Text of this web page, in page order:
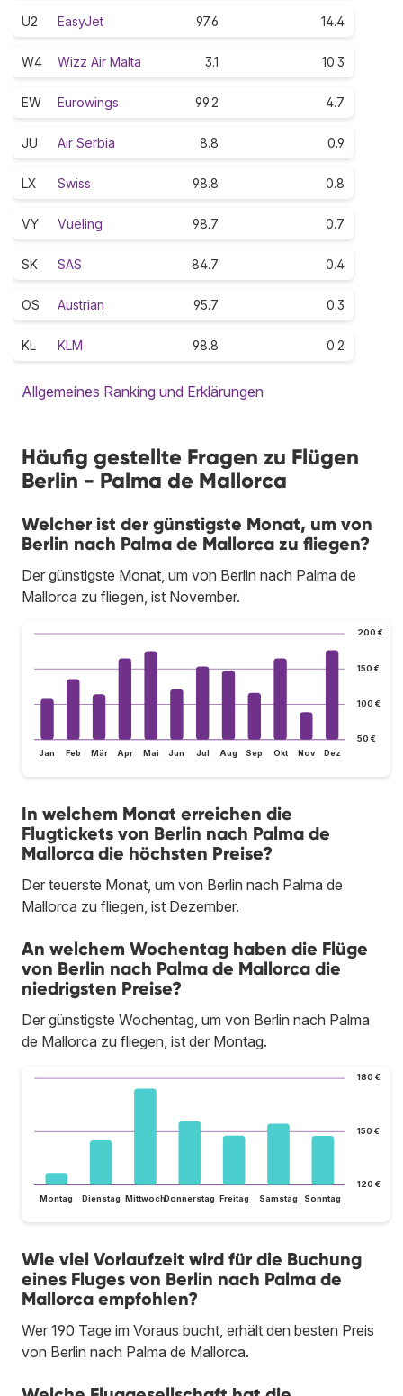
U2 EasyJet 97.6 14.4
W4 Wizz Air Malta 3.1 10.3
EW Eurowings 99.2 4.7
JU Air Serbia 8.8 0.9
LX Swiss 98.8 0.8
VY Vueling 98.7 0.7
SK SAS 84.7 0.4
OS Austrian 95.7 0.3
KL KLM 98.8 0.2
Allgemeines Ranking und Erklärungen
Häufig gestellte Fragen zu Flügen
Berlin - Palma de Mallorca
Welcher ist der günstigste Monat, um von
Berlin nach Palma de Mallorca zu fliegen?
Der günstigste Monat, um von Berlin nach Palma de
Mallorca zu fliegen, ist November.
50 €
100 €
150 €
200 €
Jan Feb Mär Apr Mai Jun Jul Aug Sep Okt Nov Dez
In welchem Monat erreichen die
Flugtickets von Berlin nach Palma de
Mallorca die höchsten Preise?
Der teuerste Monat, um von Berlin nach Palma de
Mallorca zu fliegen, ist Dezember.
An welchem Wochentag haben die Flüge
von Berlin nach Palma de Mallorca die
niedrigsten Preise?
Der günstigste Wochentag, um von Berlin nach Palma
de Mallorca zu fliegen, ist der Montag.
120 €
150 €
180 €
Montag Dienstag MittwochDonnerstag Freitag Samstag Sonntag
Wie viel Vorlaufzeit wird für die Buchung
eines Fluges von Berlin nach Palma de
Mallorca empfohlen?
Wer 190 Tage im Voraus bucht, erhält den besten Preis
von Berlin nach Palma de Mallorca.